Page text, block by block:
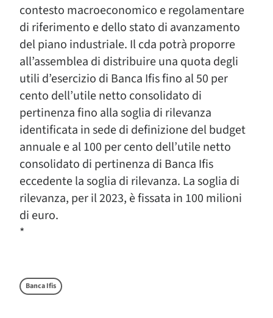
contesto macroeconomico e regolamentare
di riferimento e dello stato di avanzamento
del piano industriale. Il cda potrà proporre
all’assemblea di distribuire una quota degli
utili d’esercizio di Banca Ifis fino al 50 per
cento dell’utile netto consolidato di
pertinenza fino alla soglia di rilevanza
identificata in sede di definizione del budget
annuale e al 100 per cento dell’utile netto
consolidato di pertinenza di Banca Ifis
eccedente la soglia di rilevanza. La soglia di
rilevanza, per il 2023, è fissata in 100 milioni
di euro.
*
Banca Ifis